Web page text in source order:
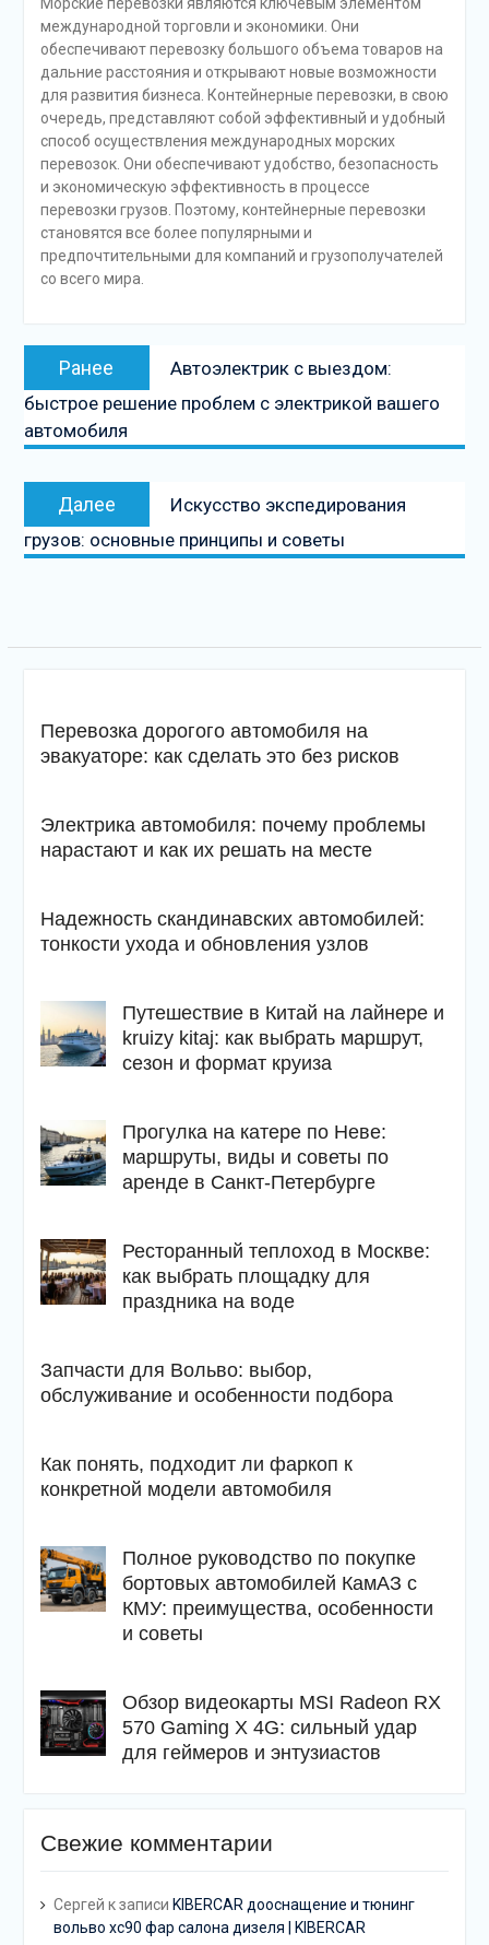
Морские перевозки являются ключевым элементом
международной торговли и экономики. Они
обеспечивают перевозку большого объема товаров на
дальние расстояния и открывают новые возможности
для развития бизнеса. Контейнерные перевозки, в свою
очередь, представляют собой эффективный и удобный
способ осуществления международных морских
перевозок. Они обеспечивают удобство, безопасность
и экономическую эффективность в процессе
перевозки грузов. Поэтому, контейнерные перевозки
становятся все более популярными и
предпочтительными для компаний и грузополучателей
со всего мира.
Навигация
записям
Ранее
Предыдущая
Автоэлектрик с выездом:
быстрое решение проблем с электрикой вашего
автомобиля
Далее
Следующая
запись
Искусство экспедирования
грузов: основные принципы и советы
Перевозка дорогого автомобиля на
эвакуаторе: как сделать это без рисков
Электрика автомобиля: почему проблемы
нарастают и как их решать на месте
Надежность скандинавских автомобилей:
тонкости ухода и обновления узлов
Путешествие в Китай на лайнере и
kruizy kitaj: как выбрать маршрут,
сезон и формат круиза
Прогулка на катере по Неве:
маршруты, виды и советы по
аренде в Санкт-Петербурге
Ресторанный теплоход в Москве:
как выбрать площадку для
праздника на воде
Запчасти для Вольво: выбор,
обслуживание и особенности подбора
Как понять, подходит ли фаркоп к
конкретной модели автомобиля
Полное руководство по покупке
бортовых автомобилей КамАЗ с
КМУ: преимущества, особенности
и советы
Обзор видеокарты MSI Radeon RX
570 Gaming X 4G: сильный удар
для геймеров и энтузиастов
Свежие комментарии
Сергей к записи KIBERCAR дооснащение и тюнинг
вольво хс90 фар салона дизеля | KIBERCAR